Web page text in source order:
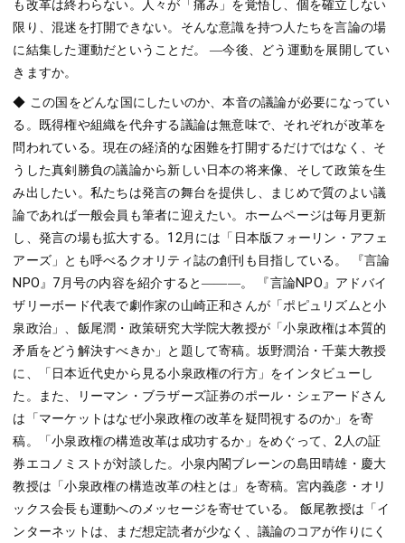
も改革は終わらない。人々が「痛み」を覚悟し、個を確立しない
限り、混迷を打開できない。そんな意識を持つ人たちを言論の場
に結集した運動だということだ。 ―今後、どう運動を展開してい
きますか。
◆ この国をどんな国にしたいのか、本音の議論が必要になってい
る。既得権や組織を代弁する議論は無意味で、それぞれが改革を
問われている。現在の経済的な困難を打開するだけではなく、そ
うした真剣勝負の議論から新しい日本の将来像、そして政策を生
み出したい。私たちは発言の舞台を提供し、まじめで質のよい議
論であれば一般会員も筆者に迎えたい。ホームページは毎月更新
し、発言の場も拡大する。12月には「日本版フォーリン・アフェ
アーズ」とも呼べるクオリティ誌の創刊も目指している。 『言論
NPO』7月号の内容を紹介すると―――。 『言論NPO』アドバイ
ザリーボード代表で劇作家の山崎正和さんが「ポピュリズムと小
泉政治」、飯尾潤・政策研究大学院大教授が「小泉政権は本質的
矛盾をどう解決すべきか」と題して寄稿。坂野潤治・千葉大教授
に、「日本近代史から見る小泉政権の行方」をインタビューし
た。また、リーマン・ブラザーズ証券のポール・シェアードさん
は「マーケットはなぜ小泉政権の改革を疑問視するのか」を寄
稿。「小泉政権の構造改革は成功するか」をめぐって、2人の証
券エコノミストが対談した。小泉内閣ブレーンの島田晴雄・慶大
教授は「小泉政権の構造改革の柱とは」を寄稿。宮内義彦・オリ
ックス会長も運動へのメッセージを寄せている。 飯尾教授は「イ
ンターネットは、まだ想定読者が少なく、議論のコアが作りにく